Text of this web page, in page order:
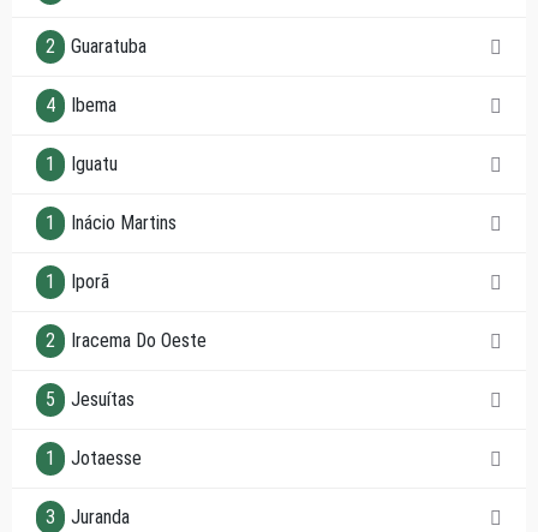
2 Guaratuba
4 Ibema
1 Iguatu
1 Inácio Martins
1 Iporã
2 Iracema Do Oeste
5 Jesuítas
1 Jotaesse
3 Juranda